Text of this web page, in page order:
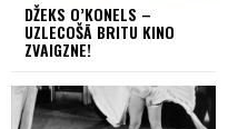
DŽEKS O’KONELS –
UZLECOŠĀ BRITU KINO
ZVAIGZNE!